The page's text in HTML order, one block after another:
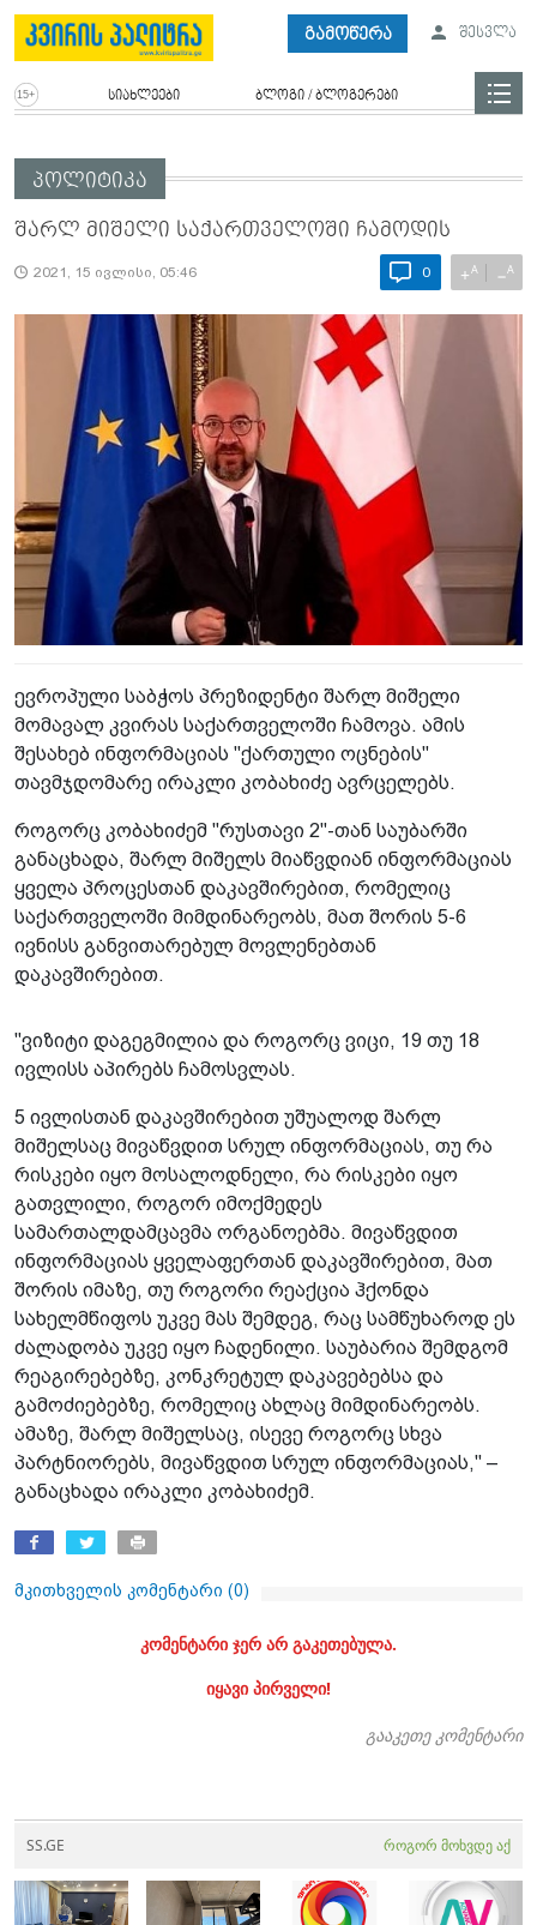
გამოწერა შესვლა
სიახლეები ბლოგი / ბლოგერები
პოლიტიკა
შარლ მიშელი საქართველოში ჩამოდის
2021, 15 ივლისი, 05:46 0 +A −A
ევროპული საბჭოს პრეზიდენტი შარლ მიშელი
მომავალ კვირას საქართველოში ჩამოვა. ამის
შესახებ ინფორმაციას "ქართული ოცნების"
თავმჯდომარე ირაკლი კობახიძე ავრცელებს.
როგორც კობახიძემ "რუსთავი 2"-თან საუბარში
განაცხადა, შარლ მიშელს მიაწვდიან ინფორმაციას
ყველა პროცესთან დაკავშირებით, რომელიც
საქართველოში მიმდინარეობს, მათ შორის 5-6
ივნისს განვითარებულ მოვლენებთან
დაკავშირებით.
"ვიზიტი დაგეგმილია და როგორც ვიცი, 19 თუ 18
ივლისს აპირებს ჩამოსვლას.
5 ივლისთან დაკავშირებით უშუალოდ შარლ
მიშელსაც მივაწვდით სრულ ინფორმაციას, თუ რა
რისკები იყო მოსალოდნელი, რა რისკები იყო
გათვლილი, როგორ იმოქმედეს
სამართალდამცავმა ორგანოებმა. მივაწვდით
ინფორმაციას ყველაფერთან დაკავშირებით, მათ
შორის იმაზე, თუ როგორი რეაქცია ჰქონდა
სახელმწიფოს უკვე მას შემდეგ, რაც სამწუხაროდ ეს
ძალადობა უკვე იყო ჩადენილი. საუბარია შემდგომ
რეაგირებებზე, კონკრეტულ დაკავებებსა და
გამოძიებებზე, რომელიც ახლაც მიმდინარეობს.
ამაზე, შარლ მიშელსაც, ისევე როგორც სხვა
პარტნიორებს, მივაწვდით სრულ ინფორმაციას," –
განაცხადა ირაკლი კობახიძემ.
მკითხველის კომენტარი (0)
კომენტარი ჯერ არ გაკეთებულა.
იყავი პირველი!
გააკეთე კომენტარი
SS.GE როგორ მოხვდე აქ